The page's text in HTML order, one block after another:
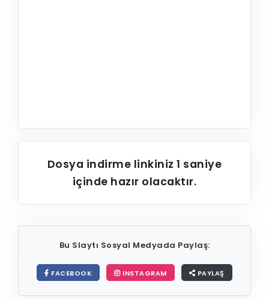
Dosya indirme linkiniz1 saniye
içinde hazır olacaktır.
Bu Slaytı Sosyal Medyada Paylaş:
FACEBOOK INSTAGRAM PAYLAŞ